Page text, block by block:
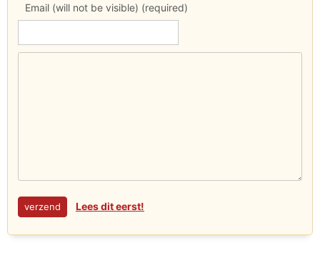
Email (will not be visible) (required)
Lees dit eerst!